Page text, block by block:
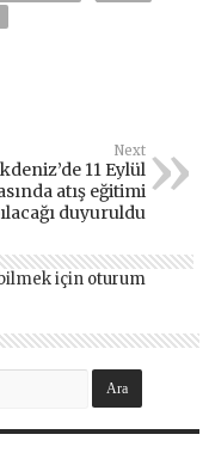
Next
11 Eylül
atış eğitimi
duyuruldu
için oturum